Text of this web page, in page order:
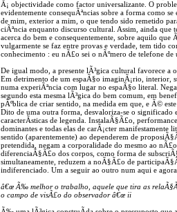
Ã¡ objectividade como factor universalizante. O
evidentemente consequÃªncias sobre a forma como
de mim, exterior a mim, o que tendo sido remetido
ciÃªncia enquanto discurso cultural. Assim, ainda
acerca do bem e consequentemente, sobre aquilo
vulgarmente se faz entre provas e verdade, tem tido
conhecimento : eu nÃ£o sei o nÃºmero de telefone
De igual modo, a presente lÃ³gica cultural favorece a
Em detrimento de um espaÃ§o imaginÃ¡rio, interior,
numa experiÃªncia com lugar no espaÃ§o literal.
segundo esta mesma lÃ³gica do bem comum, em
pÃºblica de criar sentido, na medida em que, e Ã©
Dito de uma outra forma, desvaloriza-se o
caracterÃ­sticas de legenda. InstalaÃ§Ã£o,
dominantes e todas elas de carÃ¡cter
sentido (aparentemente) ao dependerem de
pretendida, negam a corporalidade do mesmo ao
diferenciaÃ§Ã£o dos corpos, como forma de
simultaneamente, reduzem a noÃ§Ã£o de
indiferenciado. Um a seguir ao outro num aqui e
â€œ Ã‰ melhor o trabalho, aquele que tira as
o campo de visÃ£o do observador â€œ ii